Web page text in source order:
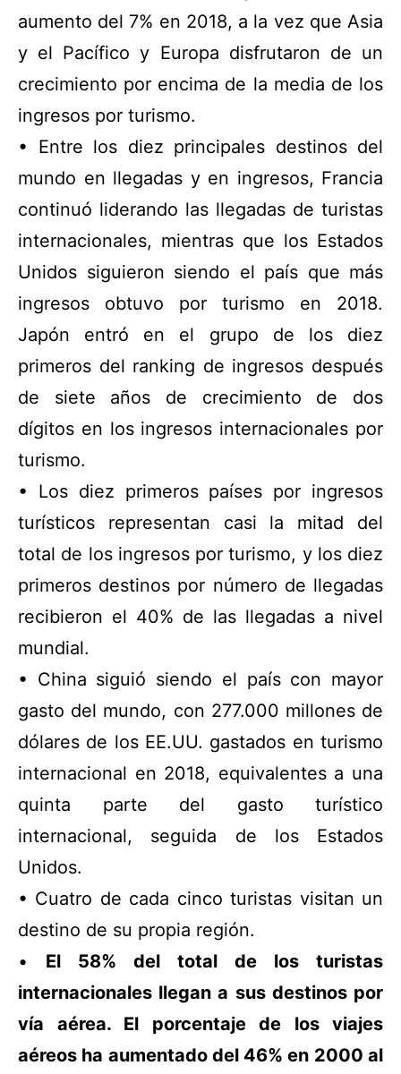
aumento del 7% en 2018, a la vez que Asia
y el Pacífico y Europa disfrutaron de un
crecimiento por encima de la media de los
ingresos por turismo.
• Entre los diez principales destinos del
mundo en llegadas y en ingresos, Francia
continuó liderando las llegadas de turistas
internacionales, mientras que los Estados
Unidos siguieron siendo el país que más
ingresos obtuvo por turismo en 2018.
Japón entró en el grupo de los diez
primeros del ranking de ingresos después
de siete años de crecimiento de dos
dígitos en los ingresos internacionales por
turismo.
• Los diez primeros países por ingresos
turísticos representan casi la mitad del
total de los ingresos por turismo, y los diez
primeros destinos por número de llegadas
recibieron el 40% de las llegadas a nivel
mundial.
• China siguió siendo el país con mayor
gasto del mundo, con 277.000 millones de
dólares de los EE.UU. gastados en turismo
internacional en 2018, equivalentes a una
quinta parte del gasto turístico
internacional, seguida de los Estados
Unidos.
• Cuatro de cada cinco turistas visitan un
destino de su propia región.
• El 58% del total de los turistas
internacionales llegan a sus destinos por
vía aérea. El porcentaje de los viajes
aéreos ha aumentado del 46% en 2000 al